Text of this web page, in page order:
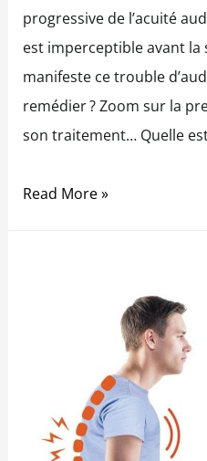
progressive de l’acuité
est imperceptible avant la
manifeste ce trouble
remédier ? Zoom sur la
son traitement… Quelle
Read More »